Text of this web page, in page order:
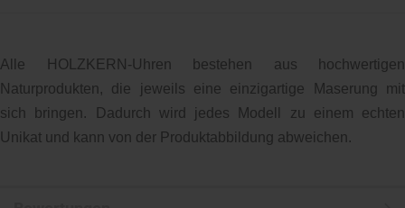
Alle HOLZKERN-Uhren bestehen aus hochwertigen
Naturprodukten, die jeweils eine einzigartige Maserung mit
sich bringen. Dadurch wird jedes Modell zu einem echten
Unikat und kann von der Produktabbildung abweichen.